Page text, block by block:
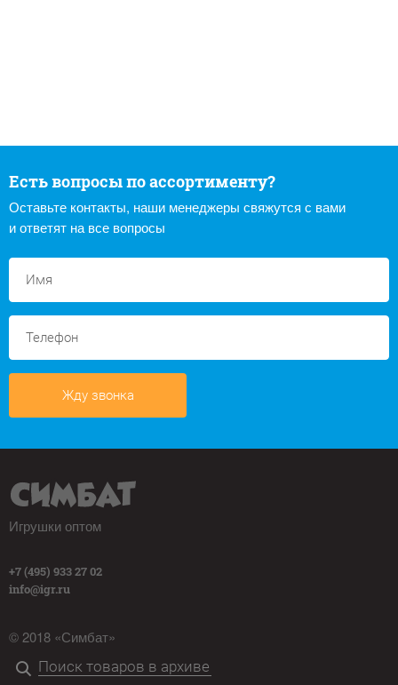
Есть вопросы по ассортименту?
Оставьте контакты, наши менеджеры свяжутся с вами
и ответят на все вопросы
Жду звонка
Игрушки оптом
+7 (495) 933 27 02
info@igr.ru
© 2018 «Симбат»